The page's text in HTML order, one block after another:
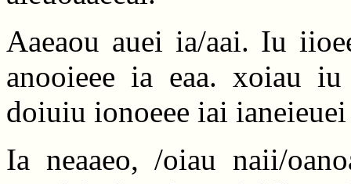
Aaeaou auei ia/aai. Iu
anooieee ia eaa. xoiau
doiuiu ionoeee iai ianeieuei
Ia neaaeo, /oiau naii/